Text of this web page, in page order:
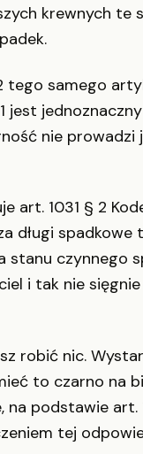
krewnych te
samego
nie prowadzi
art. 1031 § 2
długi
czynnego
i tak nie
robić nic.
to czarno na
podstawie art.
tej